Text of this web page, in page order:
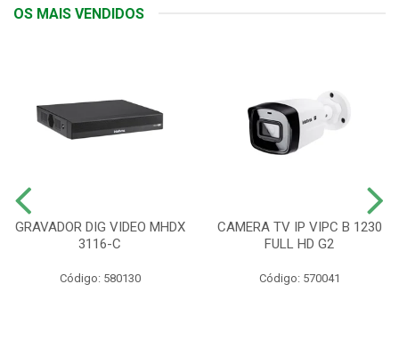
OS MAIS VENDIDOS
GRAVADOR DIG VIDEO MHDX
3116-C
Código: 580130
CAMERA TV IP VIPC B 1230
FULL HD G2
Código: 570041